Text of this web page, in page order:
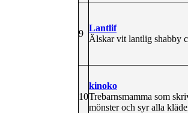
9
Lantlif
Älskar vit lantlig shabby
10
kinoko
Trebarnsmamma som
mönster och syr alla